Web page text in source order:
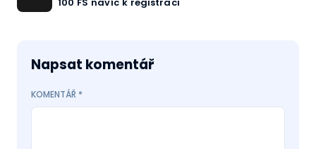
100 FS navíc k registraci
Napsat komentář
KOMENTÁŘ *